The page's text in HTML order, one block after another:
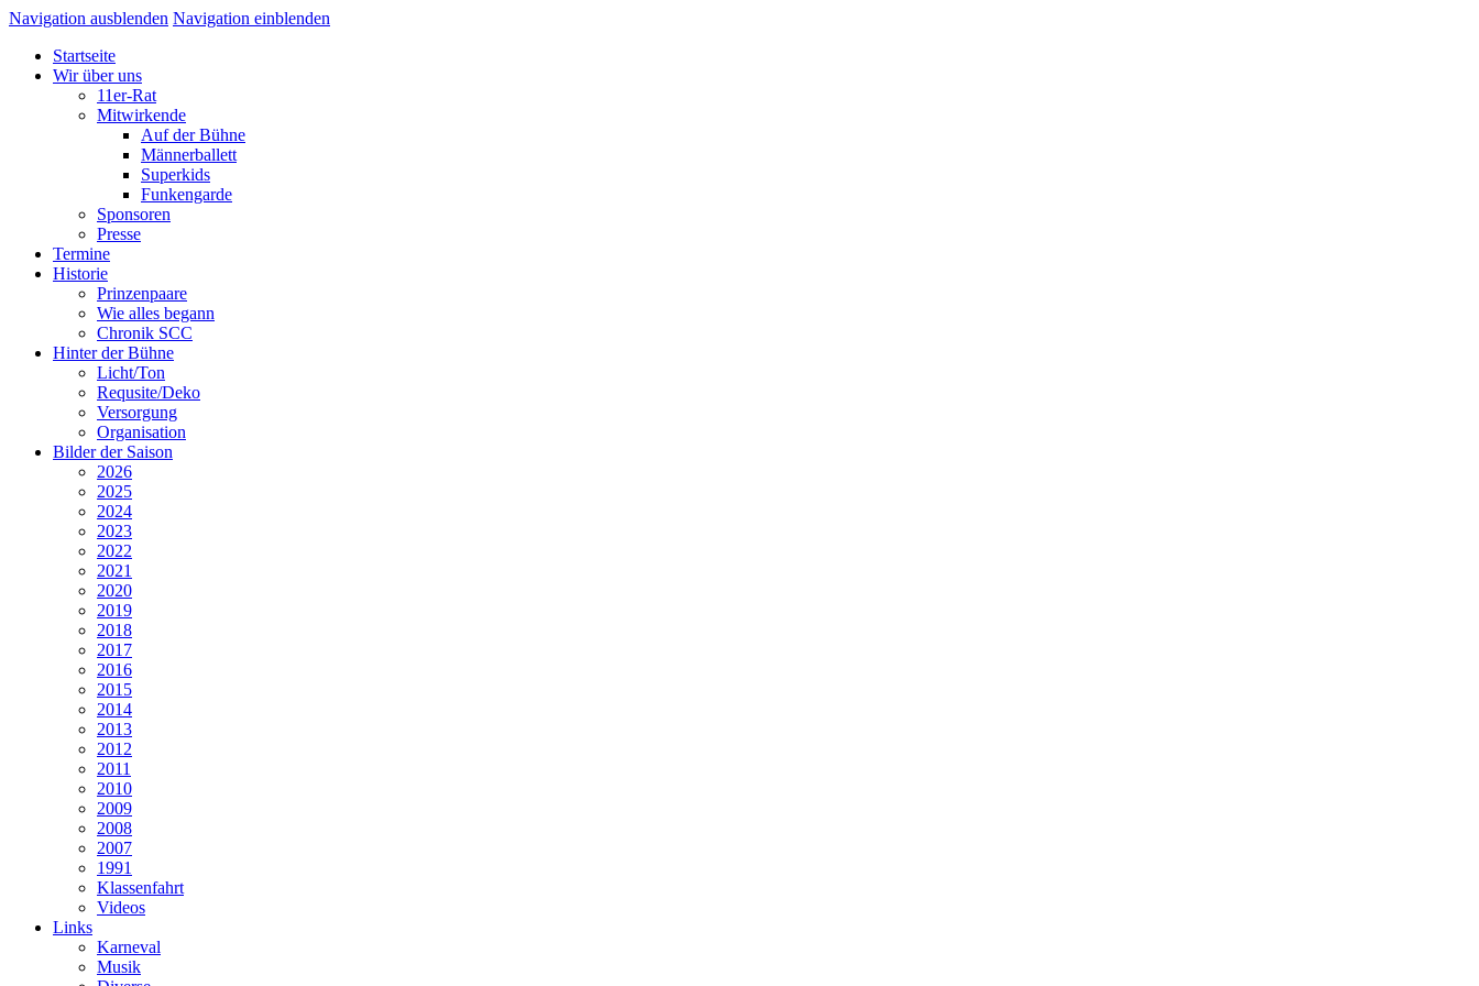
Navigation ausblenden Navigation einblenden
Startseite
Wir über uns
11er-Rat
Mitwirkende
Auf der Bühne
Männerballett
Superkids
Funkengarde
Sponsoren
Presse
Termine
Historie
Prinzenpaare
Wie alles begann
Chronik SCC
Hinter der Bühne
Licht/Ton
Requsite/Deko
Versorgung
Organisation
Bilder der Saison
2026
2025
2024
2023
2022
2021
2020
2019
2018
2017
2016
2015
2014
2013
2012
2011
2010
2009
2008
2007
1991
Klassenfahrt
Videos
Links
Karneval
Musik